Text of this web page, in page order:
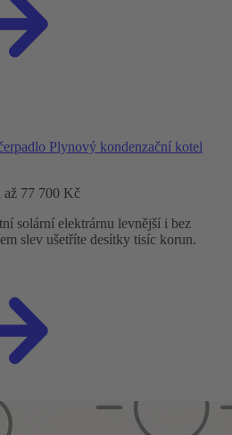
Plynový kondenzační kotel
až 77 700 Kč
solární elektrárnu levnější i bez
slev ušetříte desítky tisíc korun.